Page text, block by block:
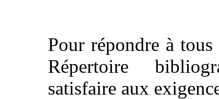
Pour répondre à
Répertoire
satisfaire aux